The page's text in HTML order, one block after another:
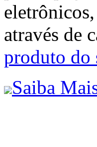
através de
produto do
Saiba